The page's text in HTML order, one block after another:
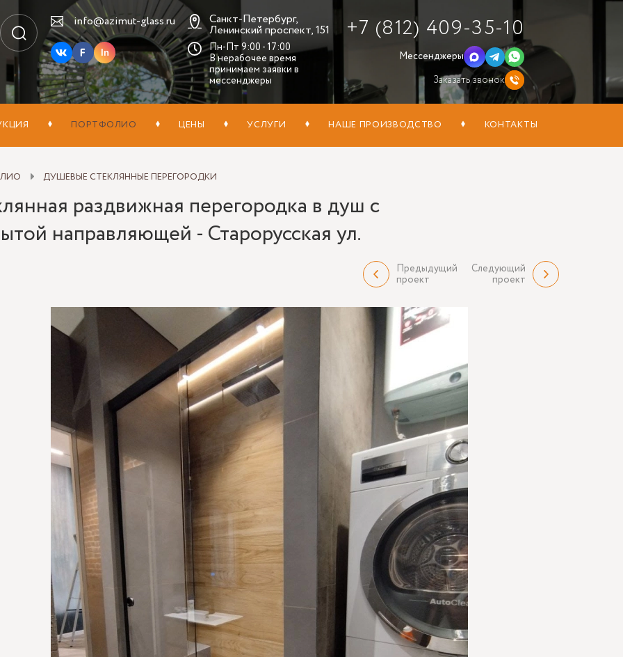
info@azimut-glass.ru
In
Санкт-Петербург,
Ленинский проспект, 151
Пн-Пт 9:00 - 17:00
В нерабочее время
принимаем заявки в
мессенджеры
+7 (812) 409-35-10
Мессенджеры
Заказать звонок
ПОРТФОЛИО ЦЕНЫ УСЛУГИ НАШЕ ПРОИЗВОДСТВО КОНТАКТЫ
ДУШЕВЫЕ СТЕКЛЯННЫЕ ПЕРЕГОРОДКИ
раздвижная перегородка в душ с
направляющей - Старорусская ул.
Предыдущий
проект
Следующий
проект